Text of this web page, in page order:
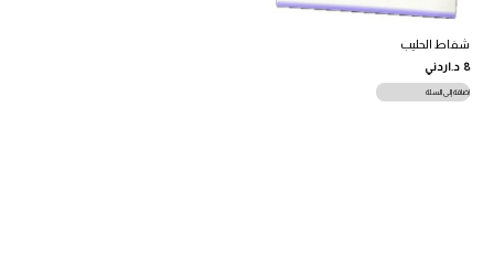
شفاط الحليب
8 د.اردني
إضافة إلى السلة